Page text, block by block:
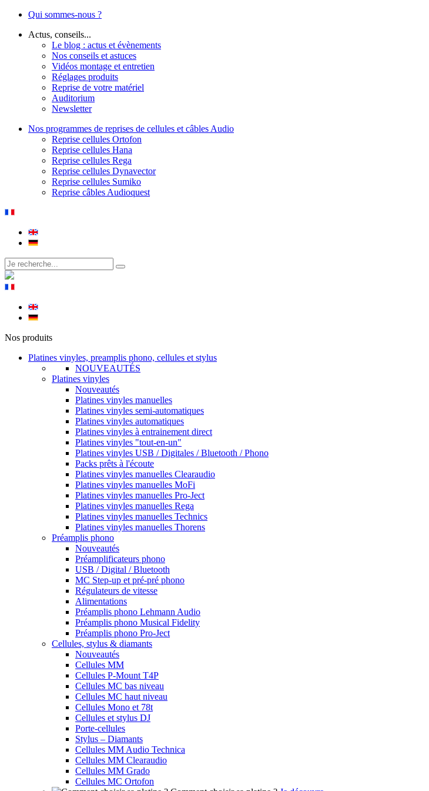
Qui sommes-nous ?
Actus, conseils...
Le blog : actus et évènements
Nos conseils et astuces
Vidéos montage et entretien
Réglages produits
Reprise de votre matériel
Auditorium
Newsletter
Nos programmes de reprises de cellules et câbles Audio
Reprise cellules Ortofon
Reprise cellules Hana
Reprise cellules Rega
Reprise cellules Dynavector
Reprise cellules Sumiko
Reprise câbles Audioquest
Nos produits
Platines vinyles, preamplis phono, cellules et stylus
NOUVEAUTÉS
Platines vinyles
Nouveautés
Platines vinyles manuelles
Platines vinyles semi-automatiques
Platines vinyles automatiques
Platines vinyles à entrainement direct
Platines vinyles "tout-en-un"
Platines vinyles USB / Digitales / Bluetooth / Phono
Packs prêts à l'écoute
Platines vinyles manuelles Clearaudio
Platines vinyles manuelles MoFi
Platines vinyles manuelles Pro-Ject
Platines vinyles manuelles Rega
Platines vinyles manuelles Technics
Platines vinyles manuelles Thorens
Préamplis phono
Nouveautés
Préamplificateurs phono
USB / Digital / Bluetooth
MC Step-up et pré-pré phono
Régulateurs de vitesse
Alimentations
Préamplis phono Lehmann Audio
Préamplis phono Musical Fidelity
Préamplis phono Pro-Ject
Cellules, stylus & diamants
Nouveautés
Cellules MM
Cellules P-Mount T4P
Cellules MC bas niveau
Cellules MC haut niveau
Cellules Mono et 78t
Cellules et stylus DJ
Porte-cellules
Stylus – Diamants
Cellules MM Audio Technica
Cellules MM Clearaudio
Cellules MM Grado
Cellules MC Ortofon